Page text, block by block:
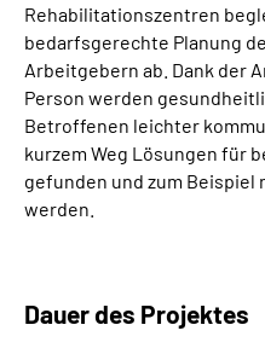
Rehabilitationszentren
bedarfsgerechte Planung
Arbeitgebern ab. Dank der
Person werden
Betroffenen leichter
kurzem Weg Lösungen für
gefunden und zum
werden.
Dauer des Projektes